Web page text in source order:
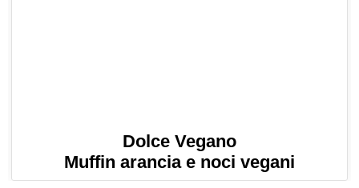
Dolce Vegano
Muffin arancia e noci vegani